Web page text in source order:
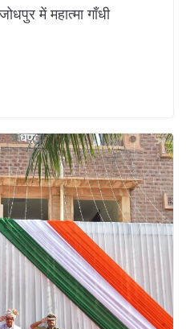
में महात्मा गाँधी